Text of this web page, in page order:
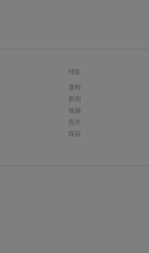
球队
赛程
新闻
视频
照片
阵容